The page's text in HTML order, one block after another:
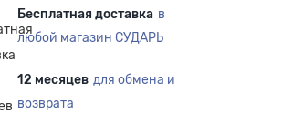
Бесплатная доставка в
любой магазин СУДАРЬ
12 месяцев для обмена и
возврата